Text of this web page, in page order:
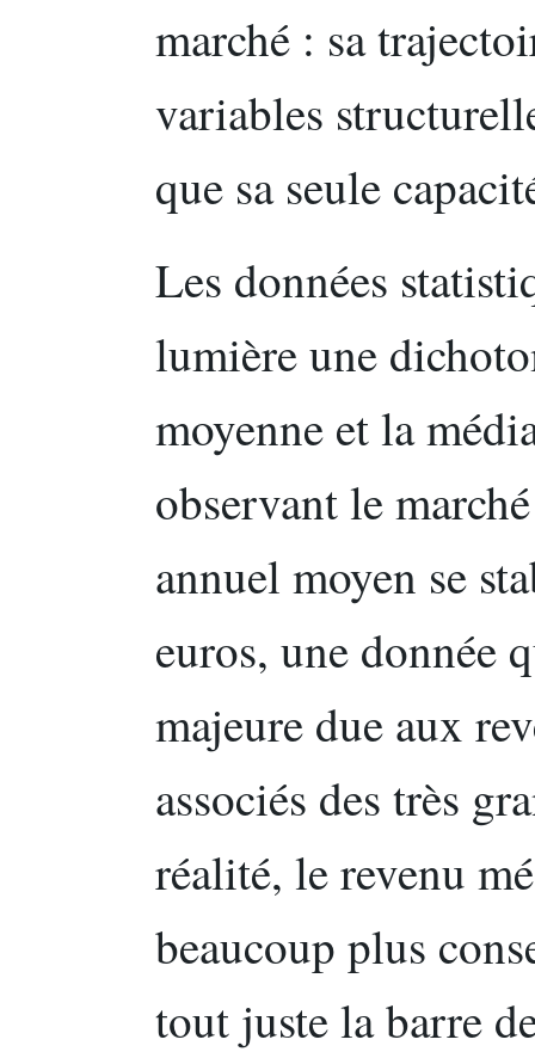
marché : sa
variables
que sa seule
Les données
lumière une
moyenne et la
observant le
annuel moyen se
euros, une donnée
majeure due aux
associés des très
réalité, le revenu
beaucoup plus
tout juste la barre